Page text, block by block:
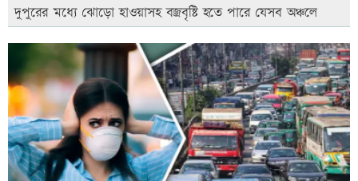
দুপুরের মধ্যে ঝোড়ো হাওয়াসহ বজ্রবৃষ্টি হতে পারে যেসব অঞ্চলে